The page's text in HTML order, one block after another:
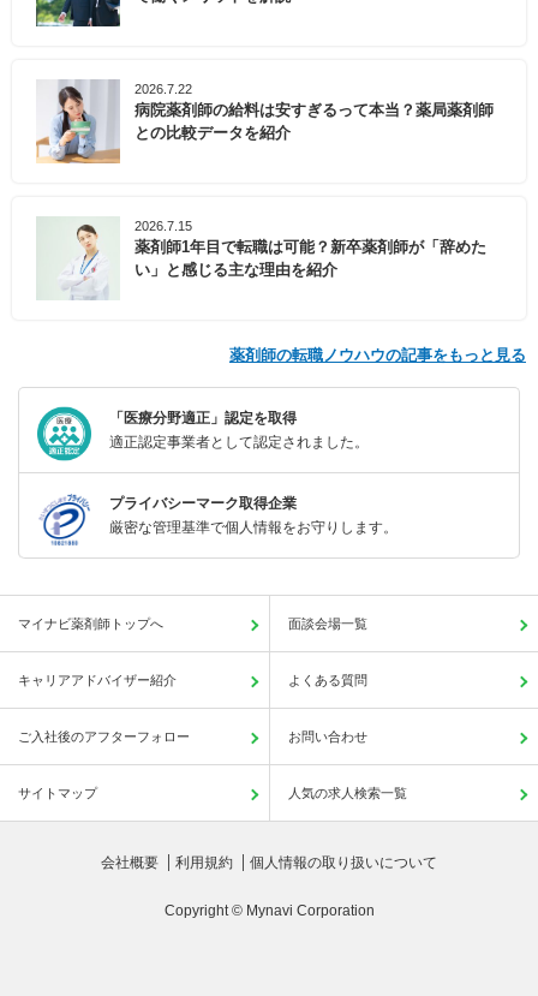
2026.7.22
病院薬剤師の給料は安すぎるって本当？薬局薬剤師
との比較データを紹介
2026.7.15
薬剤師1年目で転職は可能？新卒薬剤師が「辞めた
い」と感じる主な理由を紹介
薬剤師の転職ノウハウの記事をもっと見る
「医療分野適正」認定を取得
適正認定事業者として認定されました。
プライバシーマーク取得企業
厳密な管理基準で個人情報をお守りします。
マイナビ薬剤師トップへ 面談会場一覧
キャリアアドバイザー紹介 よくある質問
ご入社後のアフターフォロー お問い合わせ
サイトマップ 人気の求人検索一覧
会社概要 利用規約 個人情報の取り扱いについて
Copyright © Mynavi Corporation